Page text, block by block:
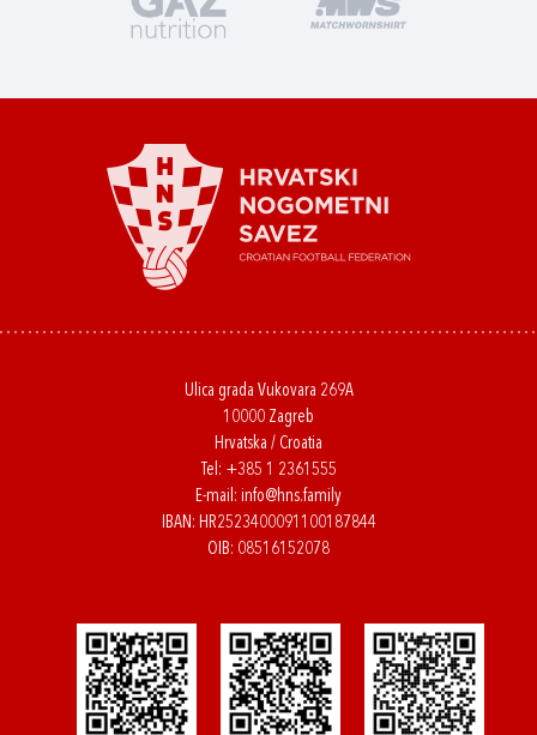
Ulica grada Vukovara 269A
10000 Zagreb
Hrvatska / Croatia
Tel: +385 1 2361555
E-mail: info@hns.family
IBAN: HR2523400091100187844
OIB: 08516152078